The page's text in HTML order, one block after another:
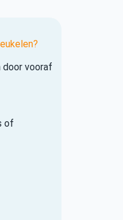
door vooraf
of